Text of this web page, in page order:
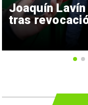
Joaquín
tras